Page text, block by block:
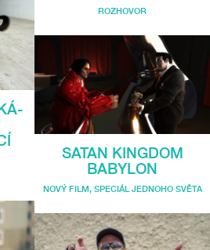
ROZHOVOR
SATAN KINGDOM
BABYLON
NOVÝ FILM SPECIÁL JEDNOHO SVĚTA